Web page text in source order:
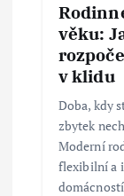
věku:
v klidu
Doba, kdy
zbytek
Moderní
flexibilní a